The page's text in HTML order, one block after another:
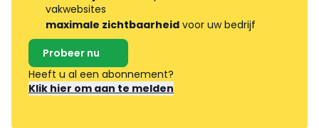
vakwebsites
maximale zichtbaarheid voor uw bedrijf
Probeer nu
Heeft u al een abonnement?
Klik hier om aan te melden